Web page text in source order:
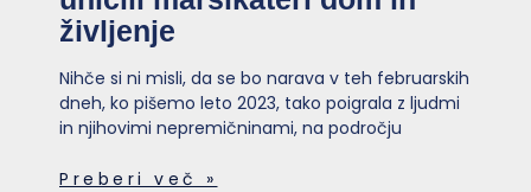
življenje
Nihče si ni misli, da se bo narava v teh februarskih
dneh, ko pišemo leto 2023, tako poigrala z ljudmi
in njihovimi nepremičninami, na področju
Preberi več »